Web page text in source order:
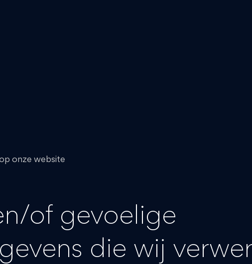
onze website
of gevoelige
die wij